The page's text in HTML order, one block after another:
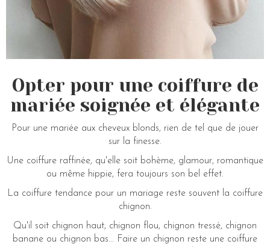
Opter pour une coiffure de
mariée soignée et élégante
Pour une mariée aux cheveux blonds, rien de tel que de jouer
sur la finesse.
Une coiffure raffinée, qu'elle soit bohème, glamour, romantique
ou même hippie, fera toujours son bel effet.
La coiffure tendance pour un mariage reste souvent la coiffure
chignon.
Qu'il soit chignon haut, chignon flou, chignon tressé, chignon
banane ou chignon bas... Faire un chignon reste une coiffure